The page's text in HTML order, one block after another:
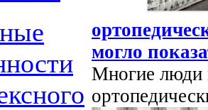
могло
Многие люди